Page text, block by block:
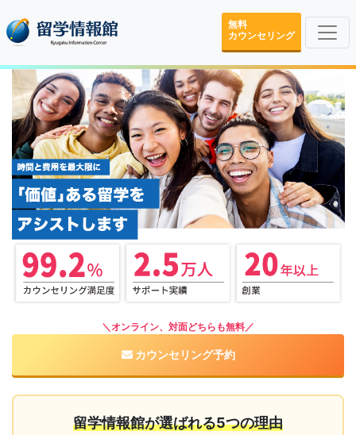
無料
カウンセリング
＼オンライン、対面どちらも無料／
カウンセリング予約
留学情報館が選ばれる5つの理由